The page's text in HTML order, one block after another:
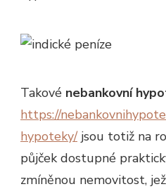
Takové nebankovní
https://
hypoteky/jsou totiž na
půjček dostupné
zmíněnou nemovitost,